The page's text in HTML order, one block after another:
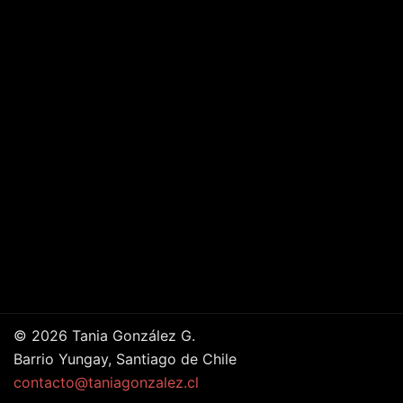
© 2026 Tania González G.
Barrio Yungay, Santiago de Chile
contacto@taniagonzalez.cl